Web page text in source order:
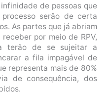
de pessoas que
serão de certa
As partes que já abriam
por meio de RPV,
terão de se sujeitar a
a fila impagável de
representa mais de 80%
de consequência, dos